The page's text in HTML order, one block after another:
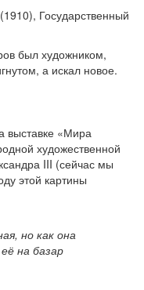
Государственный
был художником,
а искал новое.
выставке «Мира
художественной
III (сейчас мы
этой картины
но как она
на базар